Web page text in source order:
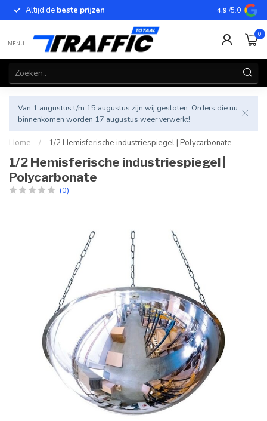
Altijd de beste prijzen Betrouwbare
4.9 /5.0
MENU
0
Van 1 augustus t/m 15 augustus zijn wij gesloten. Orders die nu
binnenkomen worden 17 augustus weer verwerkt!
Home / 1/2 Hemisferische industriespiegel | Polycarbonate
1/2 Hemisferische industriespiegel |
Polycarbonate
(0)